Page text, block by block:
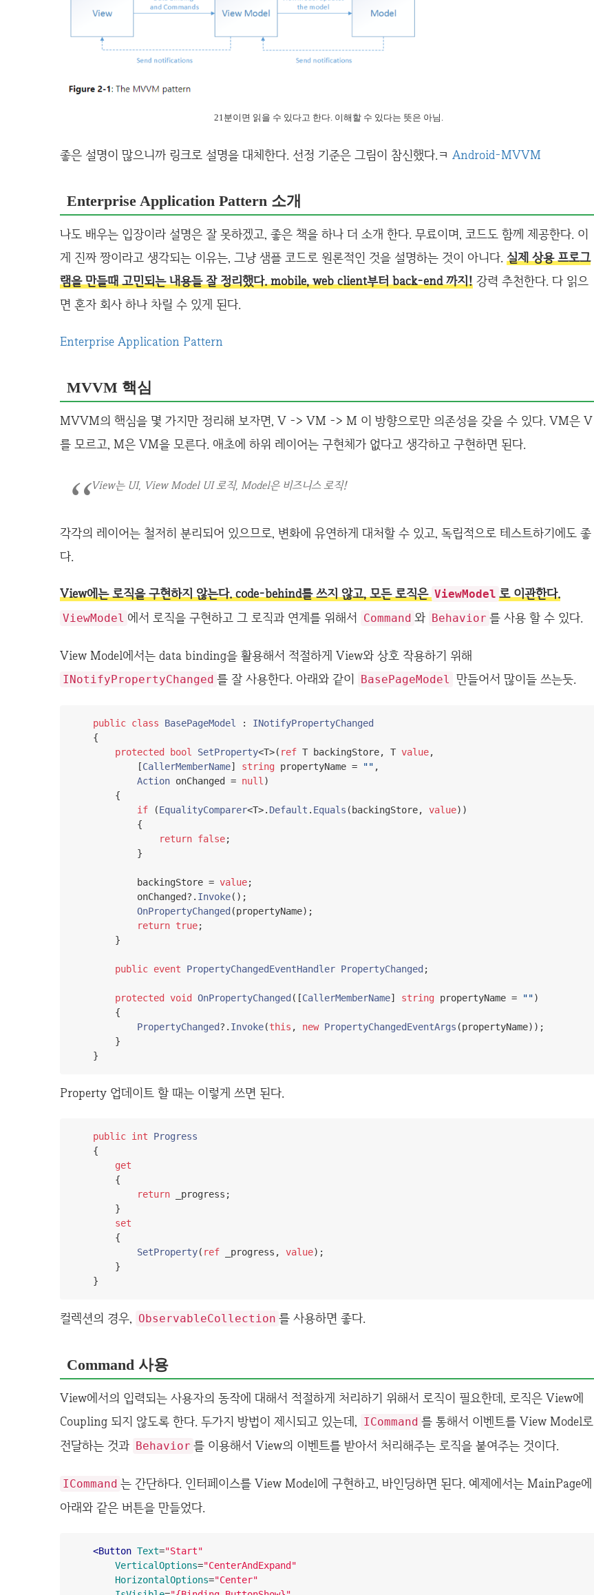
21분이면 읽을 수 있다고 한다. 이해할 수 있다는 뜻은 아님.
좋은 설명이 많으니까 링크로 설명을 대체한다. 선정 기준은 그림이 참신했다.ㅋ Android-MVVM
Enterprise Application Pattern 소개
나도 배우는 입장이라 설명은 잘 못하겠고, 좋은 책을 하나 더 소개 한다. 무료이며, 코드도 함께 제공한다. 이
게 진짜 짱이라고 생각되는 이유는, 그냥 샘플 코드로 원론적인 것을 설명하는 것이 아니다. 실제 상용 프로그
램을 만들때 고민되는 내용들 잘 정리했다. mobile, web client부터 back-end 까지! 강력 추천한다. 다 읽으
면 혼자 회사 하나 차릴 수 있게 된다.
Enterprise Application Pattern
MVVM 핵심
MVVM의 핵심을 몇 가지만 정리해 보자면, V -> VM -> M 이 방향으로만 의존성을 갖을 수 있다. VM은 V
를 모르고, M은 VM을 모른다. 애초에 하위 레이어는 구현체가 없다고 생각하고 구현하면 된다.
View는 UI, View Model UI 로직, Model은 비즈니스 로직!
각각의 레이어는 철저히 분리되어 있으므로, 변화에 유연하게 대처할 수 있고, 독립적으로 테스트하기에도 좋
다.
View에는 로직을 구현하지 않는다. code-behind를 쓰지 않고, 모든 로직은 ViewModel 로 이관한다.
ViewModel 에서 로직을 구현하고 그 로직과 연계를 위해서 Command 와 Behavior 를 사용 할 수 있다.
View Model에서는 data binding을 활용해서 적절하게 View와 상호 작용하기 위해
INotifyPropertyChanged 를 잘 사용한다. 아래와 같이 BasePageModel 만들어서 많이들 쓰는듯.
public class BasePageModel :
INotifyPropertyChanged
{
protected
bool SetProperty<T>( ref T backingStore, T value,
[CallerMemberName] string propertyName = "" ,
Action onChanged = null )
{
if
(EqualityComparer<T>. Default . Equals ( backingStore, value))
{
return false;
}
            backingStore
= value;
            onChanged
?. Invoke();
OnPropertyChanged (propertyName);
return true;
}
public event PropertyChangedEventHandler PropertyChanged ;
protected void OnPropertyChanged ([CallerMemberName] string propertyName = "")
{
PropertyChanged?. Invoke(this , new PropertyChangedEventArgs (propertyName));
}
}
Property 업데이트 할 때는 이렇게 쓰면 된다.
public int
Progress
{
get
{
return _progress ;
}
set
{
SetProperty( ref _progress , value);
}
}
컬렉션의 경우, ObservableCollection 를 사용하면 좋다.
Command 사용
View에서의 입력되는 사용자의 동작에 대해서 적절하게 처리하기 위해서 로직이 필요한데, 로직은 View에
Coupling 되지 않도록 한다. 두가지 방법이 제시되고 있는데, ICommand 를 통해서 이벤트를 View Model로
전달하는 것과 Behavior 를 이용해서 View의 이벤트를 받아서 처리해주는 로직을 붙여주는 것이다.
ICommand 는 간단하다. 인터페이스를 View Model에 구현하고, 바인딩하면 된다. 예제에서는 MainPage에
아래와 같은 버튼을 만들었다.
<Button Text="Start"
VerticalOptions="CenterAndExpand"
HorizontalOptions="Center"